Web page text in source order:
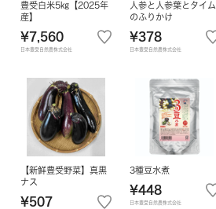
豊受白米5㎏【2025年
産】
¥7,560
日本豊受自然農株式会社
人参と人参葉とタイム
のふりかけ
¥378
日本豊受自然農株式会社
【新鮮豊受野菜】真黒
ナス
¥507
3種豆水煮
¥448
日本豊受自然農株式会社